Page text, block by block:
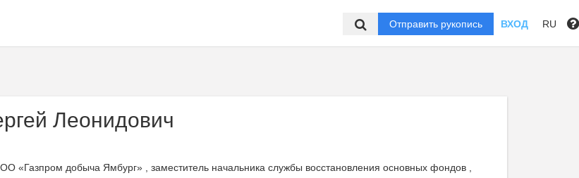
Отправить рукопись ВХОД RU
Леонидович
«Газпром добыча Ямбург» , заместитель начальника службы восстановления основных фондов ,